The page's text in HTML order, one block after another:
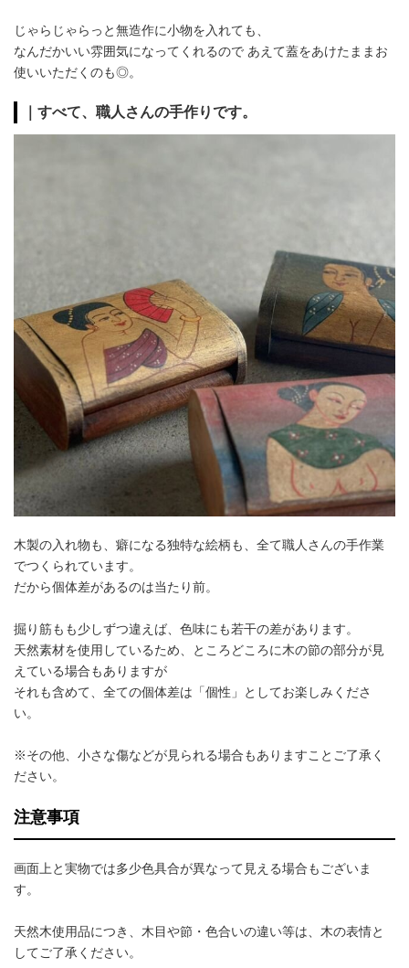
じゃらじゃらっと無造作に小物を入れても、
なんだかいい雰囲気になってくれるので あえて蓋をあけたままお
使いいただくのも◎。
｜すべて、職人さんの手作りです。
木製の入れ物も、癖になる独特な絵柄も、全て職人さんの手作業
でつくられています。
だから個体差があるのは当たり前。
掘り筋もも少しずつ違えば、色味にも若干の差があります。
天然素材を使用しているため、ところどころに木の節の部分が見
えている場合もありますが
それも含めて、全ての個体差は「個性」としてお楽しみくださ
い。
※その他、小さな傷などが見られる場合もありますことご了承く
ださい。
注意事項
画面上と実物では多少色具合が異なって見える場合もございま
す。
天然木使用品につき、木目や節・色合いの違い等は、木の表情と
してご了承ください。